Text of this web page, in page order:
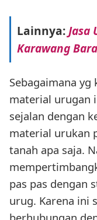
Lainnya:Jasa
Karawang
Sebagaimana
material urugan
sejalan dengan
material urukan
tanah apa saja.
pas pas dengan
urug. Karena ini